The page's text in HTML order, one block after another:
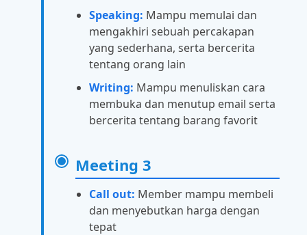
Speaking: Mampu memulai dan
mengakhiri sebuah percakapan
yang sederhana, serta bercerita
tentang orang lain
Writing: Mampu menuliskan cara
membuka dan menutup email serta
bercerita tentang barang favorit
Meeting 3
Call out: Member mampu membeli
dan menyebutkan harga dengan
tepat